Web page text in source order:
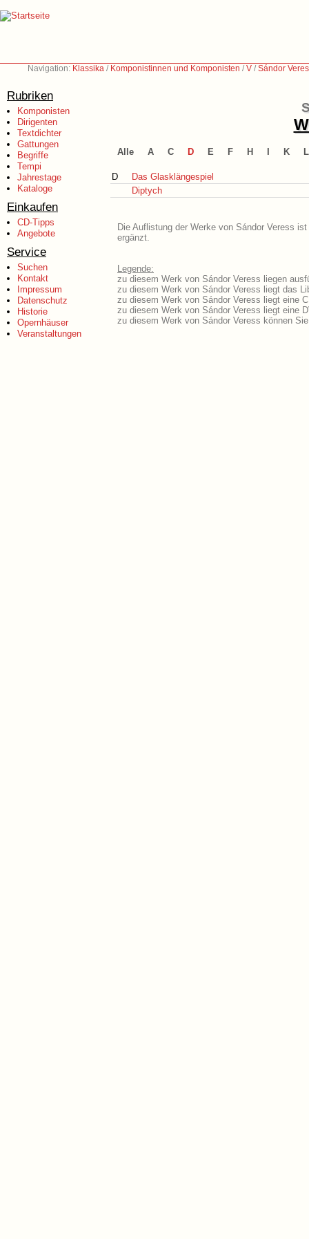
Navigation: Klassika / Komponistinnen und Komponisten /V /Sándor
Rubriken
Komponisten
Dirigenten
Textdichter
Gattungen
Begriffe
Tempi
Jahrestage
Kataloge
Einkaufen
CD-Tipps
Angebote
Service
Suchen
Kontakt
Impressum
Datenschutz
Historie
Opernhäuser
Veranstaltungen
Alle A C D E F H K L
D
Das Glasklängespiel
Diptych
Die Auflistung der Werke von Sándor Veress
ergänzt.
Legende:
zu diesem Werk von Sándor Veress liegen
zu diesem Werk von Sándor Veress liegt das
zu diesem Werk von Sándor Veress liegt eine
zu diesem Werk von Sándor Veress liegt eine
zu diesem Werk von Sándor Veress können